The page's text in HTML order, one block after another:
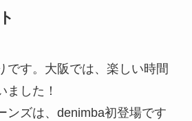
です。大阪では、楽しい時間
ました！
ンズは、denimba初登場です